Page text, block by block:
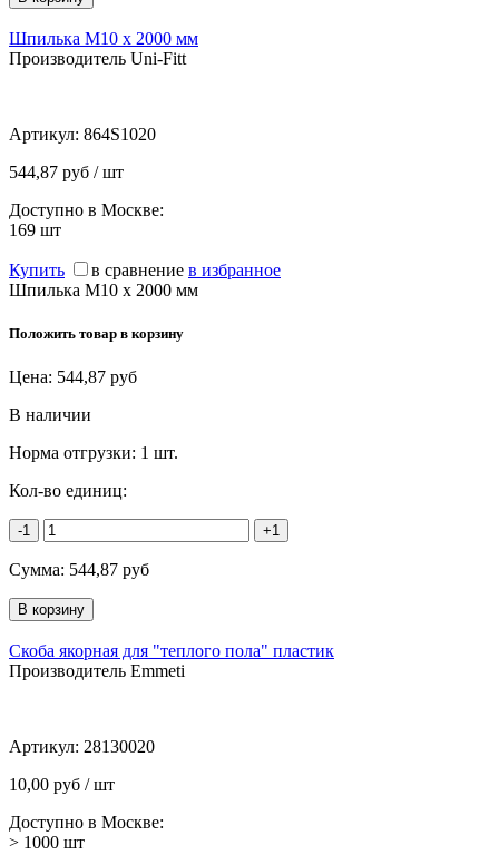
Шпилька М10 х 2000 мм
Производитель Uni-Fitt
Артикул: 864S1020
544,87 руб / шт
Доступно в Москве:
169 шт
Купить в сравнение в избранное
Шпилька М10 х 2000 мм
Положить товар в корзину
Цена: 544,87 руб
В наличии
Норма отгрузки: 1 шт.
Кол-во единиц:
-1 +1
Сумма: 544,87 руб
Скоба якорная для "теплого пола" пластик
Производитель Emmeti
Артикул: 28130020
10,00 руб / шт
Доступно в Москве:
> 1000 шт